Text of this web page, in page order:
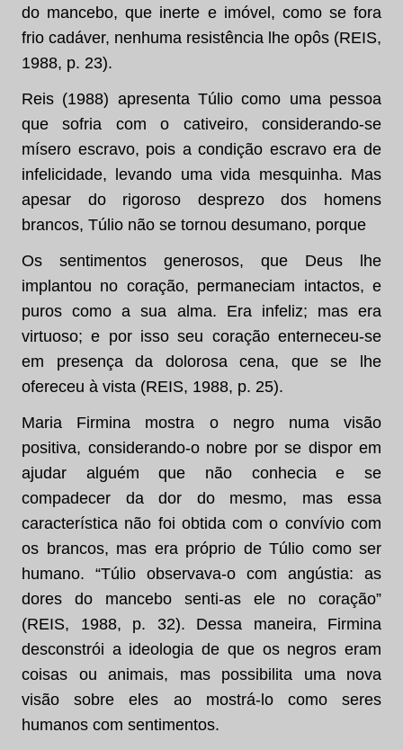
do mancebo, que inerte e imóvel, como se fora
frio cadáver, nenhuma resistência lhe opôs (REIS,
1988, p. 23).
Reis (1988) apresenta Túlio como uma pessoa
que sofria com o cativeiro, considerando-se
mísero escravo, pois a condição escravo era de
infelicidade, levando uma vida mesquinha. Mas
apesar do rigoroso desprezo dos homens
brancos, Túlio não se tornou desumano, porque
Os sentimentos generosos, que Deus lhe
implantou no coração, permaneciam intactos, e
puros como a sua alma. Era infeliz; mas era
virtuoso; e por isso seu coração enterneceu-se
em presença da dolorosa cena, que se lhe
ofereceu à vista (REIS, 1988, p. 25).
Maria Firmina mostra o negro numa visão
positiva, considerando-o nobre por se dispor em
ajudar alguém que não conhecia e se
compadecer da dor do mesmo, mas essa
característica não foi obtida com o convívio com
os brancos, mas era próprio de Túlio como ser
humano. “Túlio observava-o com angústia: as
dores do mancebo senti-as ele no coração”
(REIS, 1988, p. 32). Dessa maneira, Firmina
desconstrói a ideologia de que os negros eram
coisas ou animais, mas possibilita uma nova
visão sobre eles ao mostrá-lo como seres
humanos com sentimentos.